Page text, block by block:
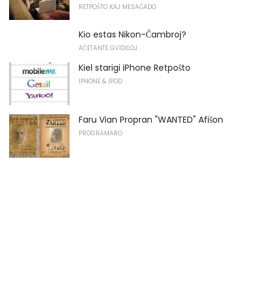
RETPOŜTO KAJ MESAĜADO
Kio estas Nikon-Ĉambroj?
AĈETANTE GVIDILOJ
Kiel starigi iPhone Retpoŝto
IPHONE & IPOD
Faru Vian Propran "WANTED" Afiŝon
PROGRAMARO